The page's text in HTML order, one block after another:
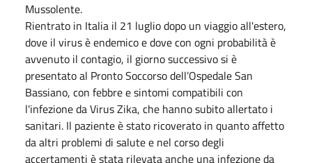
Mussolente.
Rientrato in Italia il 21 luglio dopo un viaggio all'estero,
dove il virus è endemico e dove con ogni probabilità è
avvenuto il contagio, il giorno successivo si è
presentato al Pronto Soccorso dell’Ospedale San
Bassiano, con febbre e sintomi compatibili con
l'infezione da Virus Zika, che hanno subito allertato i
sanitari. Il paziente è stato ricoverato in quanto affetto
da altri problemi di salute e nel corso degli
accertamenti è stata rilevata anche una infezione da